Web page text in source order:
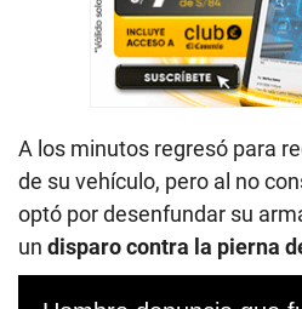
A los minutos regresó para
de su vehículo, pero al no
optó por desenfundar su
un disparo contra la pierna